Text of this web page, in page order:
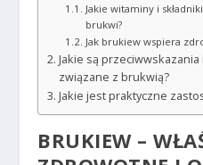
Jakie witaminy i
brukwi?
Jak brukiew wspiera
Jakie są
związane z brukwią?
Jakie jest praktyczne
BRUKIEW –